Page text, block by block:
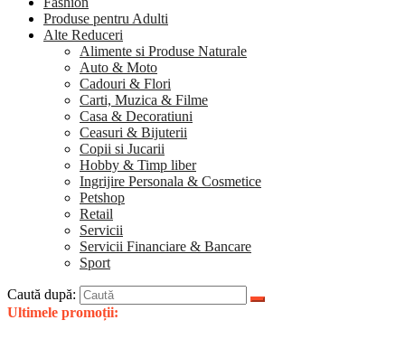
Produse pentru Adulti
Alte Reduceri
Alimente si Produse Naturale
Auto & Moto
Cadouri & Flori
Carti, Muzica & Filme
Casa & Decoratiuni
Ceasuri & Bijuterii
Copii si Jucarii
Hobby & Timp liber
Ingrijire Personala & Cosmetice
Petshop
Retail
Servicii
Servicii Financiare & Bancare
Sport
Caută după:
Ultimele promoții: